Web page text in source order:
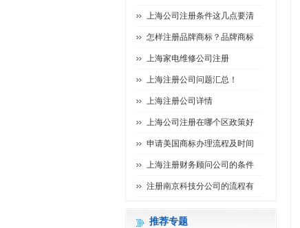
上海公司注册条件这几点要清
怎样注册品牌商标？品牌商标
上海家电维修公司注册
上海注册公司问题汇总！
上海注册公司详情
上海公司注册在哪个区政策好
申请美国商标办理流程及时间
上海注册财务顾问公司的条件
注册南京科技分公司的流程有
推荐专题